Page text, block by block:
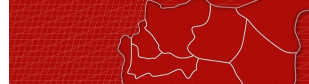
نحو استراتيجيّة للمعارضة السوريّة بشأن التحديات الصّهيونيّة
نوفمبر 27, 2024
قمة الرياض: أقوال تنتظر أفعالاً
نوفمبر 27, 2024